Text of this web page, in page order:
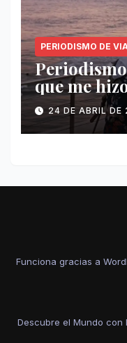
PERIODISMO DE
que me
24 DE ABRIL DE
Funciona gracias a
Descubre el Mundo con